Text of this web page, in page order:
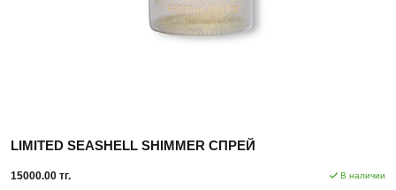
LIMITED SEASHELL SHIMMER СПРЕЙ
15000.00 тг. В наличии